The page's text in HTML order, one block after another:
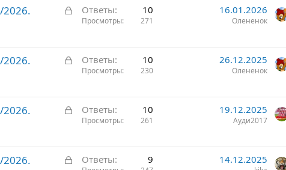
ыЗ
р
ы
2026.
Ответы 10
Просмотры 271
16.01.2026
Олененок
З
р
ы
2026.
Ответы 10
Просмотры 230
26.12.2025
Олененок
З
р
ы
2026.
Ответы 10
Просмотры 261
19.12.2025
Ауди2017
З
2026.
Ответы 9 14.12.2025